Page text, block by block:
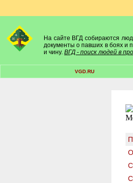
На сайте ВГД собираются
документы о павших в боях и
и чину. ВГД - поиск людей в
VGD.RU